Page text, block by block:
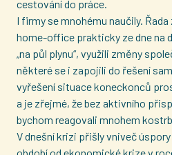
cestování do práce.
I firmy se mnohému naučily.
home-office prakticky ze dne na
„na půl plynu“, využili změny
některé se i zapojili do řešení
vyřešení situace koneckonců
a je zřejmé, že bez aktivního
bychom reagovali mnohem
V dnešní krizi přišly vniveč